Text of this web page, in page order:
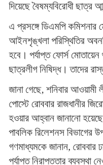
দিয়েছে বৈষম্যবিরোধী ছাত্র
এ প্রসঙ্গে ডিএমপি কমিশনার
আইনশৃঙ্খলা পরিস্থিতির
হবে। পর্যাপ্ত ফোর্স
ছাত্রলীগ নিষিদ্ধ। তাদের
জানা গেছে, শনিবার
পোস্টে রোববার রাজধানীর
হওয়ার আহ্বান জানানো
পাবলিক রিলেশনস বিভাগের
গণমাধ্যমকে জানান, রোববার
পর্যাপ্ত নিরাপত্তার ব্যবস্থা